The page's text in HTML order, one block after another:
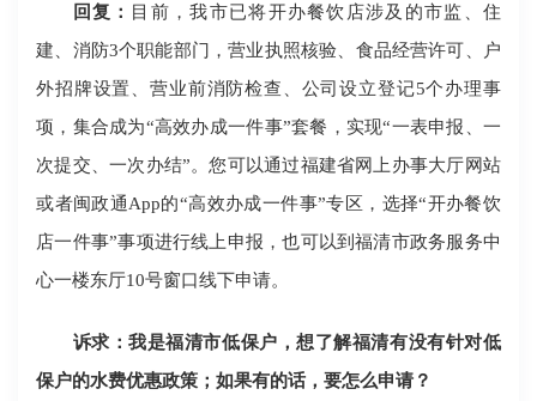
回复： 目前，我市已将开办餐饮店涉及的市监、住
建、消防3个职能部门，营业执照核验、食品经营许可、户
外招牌设置、营业前消防检查、公司设立登记5个办理事
项，集合成为“高效办成一件事”套餐，实现“一表申报、一
次提交、一次办结”。您可以通过福建省网上办事大厅网站
或者闽政通App的“高效办成一件事”专区，选择“开办餐饮
店一件事”事项进行线上申报，也可以到福清市政务服务中
心一楼东厅10号窗口线下申请。
诉求：我是福清市低保户，想了解福清有没有针对低
保户的水费优惠政策；如果有的话，要怎么申请？